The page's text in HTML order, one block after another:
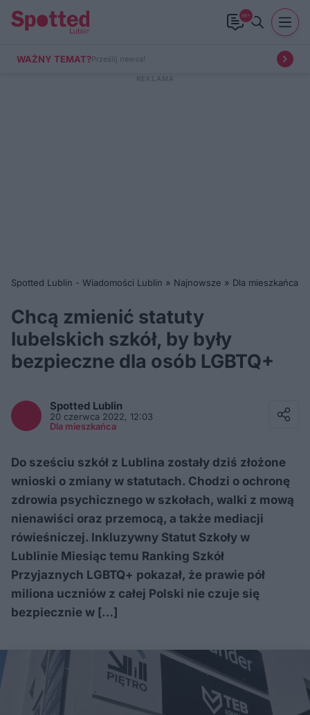
99+
WAŻNY TEMAT?Prześlij newsa!
Spotted Lublin - Wiadomości Lublin » Najnowsze » Dla mieszkańca
Chcą zmienić statuty
lubelskich szkół, by były
bezpieczne dla osób LGBTQ+
Spotted Lublin
20 czerwca 2022, 12:03
Dla mieszkańca
Do sześciu szkół z Lublina zostały dziś złożone
wnioski o zmiany w statutach. Chodzi o ochronę
zdrowia psychicznego w szkołach, walki z mową
nienawiści oraz przemocą, a także mediacji
rówieśniczej. Inkluzywny Statut Szkoły w
Lublinie Miesiąc temu Ranking Szkół
Przyjaznych LGBTQ+ pokazał, że prawie pół
miliona uczniów z całej Polski nie czuje się
bezpiecznie w […]